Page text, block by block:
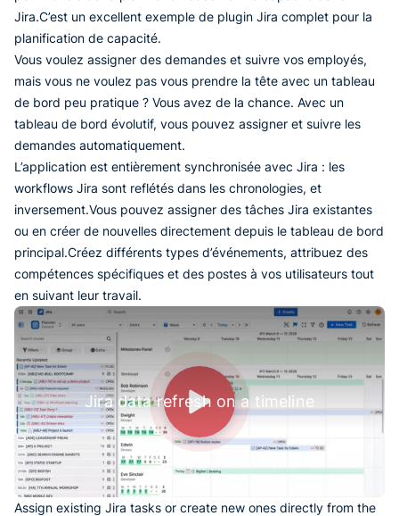
Jira.C’est un excellent exemple de plugin Jira complet pour la
planification de capacité.
Vous voulez assigner des demandes et suivre vos employés,
mais vous ne voulez pas vous prendre la tête avec un tableau
de bord peu pratique ? Vous avez de la chance. Avec un
tableau de bord évolutif, vous pouvez assigner et suivre les
demandes automatiquement.
L’application est entièrement synchronisée avec Jira : les
workflows Jira sont reflétés dans les chronologies, et
inversement.Vous pouvez assigner des tâches Jira existantes
ou en créer de nouvelles directement depuis le tableau de bord
principal.Créez différents types d’événements, attribuez des
compétences spécifiques et des postes à vos utilisateurs tout
en suivant leur travail.
Jira data refresh on a timeline
Assign existing Jira tasks or create new ones directly from the